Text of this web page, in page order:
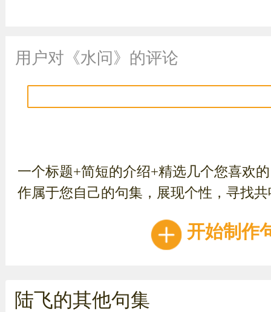
用户对《水问》的评论
一个标题+简短的介绍+精选几个您喜欢
作属于您自己的句集，展现个性，寻找
开始制作
陆飞的其他句集